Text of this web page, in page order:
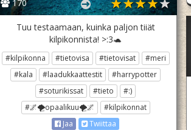
170
Tuu testaamaan, kuinka paljon tiiät
kilpikonnista! >:3🐢
#kilpikonna #tietovisa #tietovisat
#meri
#kala
#laadukkaattestit
#harrypotter
#soturikissat
#tieto
#:)
#🌌🌪opaalikuu🌪🌌
#kilpikonnat
Jaa
Twiittaa